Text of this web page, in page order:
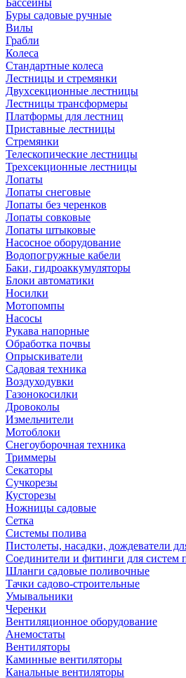
Бассейны
Буры садовые ручные
Вилы
Грабли
Колеса
Стандартные колеса
Лестницы и стремянки
Двухсекционные лестницы
Лестницы трансформеры
Платформы для лестниц
Приставные лестницы
Стремянки
Телескопические лестницы
Трехсекционные лестницы
Лопаты
Лопаты снеговые
Лопаты без черенков
Лопаты совковые
Лопаты штыковые
Насосное оборудование
Водопогружные кабели
Баки, гидроаккумуляторы
Блоки автоматики
Носилки
Мотопомпы
Насосы
Рукава напорные
Обработка почвы
Опрыскиватели
Садовая техника
Воздуходувки
Газонокосилки
Дровоколы
Измельчители
Мотоблоки
Снегоуборочная техника
Триммеры
Секаторы
Сучкорезы
Кусторезы
Ножницы садовые
Сетка
Системы полива
Пистолеты, насадки, дождеватели
Соединители и фитинги для систем
Шланги садовые поливочные
Тачки садово-строительные
Умывальники
Черенки
Вентиляционное оборудование
Анемостаты
Вентиляторы
Каминные вентиляторы
Канальные вентиляторы